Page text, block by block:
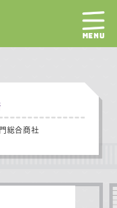
MENU
総合商社